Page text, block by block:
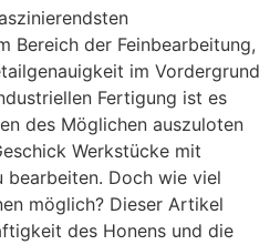
Bereich der Feinbearbeitung,
im Vordergrund
Fertigung ist es
des Möglichen auszuloten
Werkstücke mit
bearbeiten. Doch wie viel
möglich? Dieser Artikel
des Honens und die